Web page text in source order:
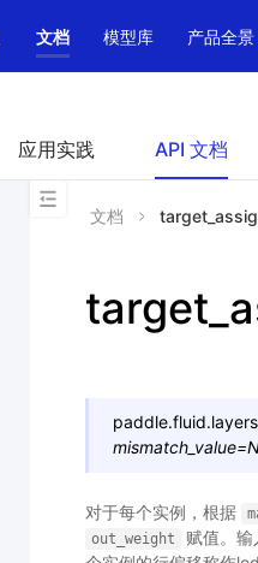
文档 模型库 产品全景
应用实践 API 文档
文档
mismatch_value=
对于每个实例，根据
out_weight
赋值。